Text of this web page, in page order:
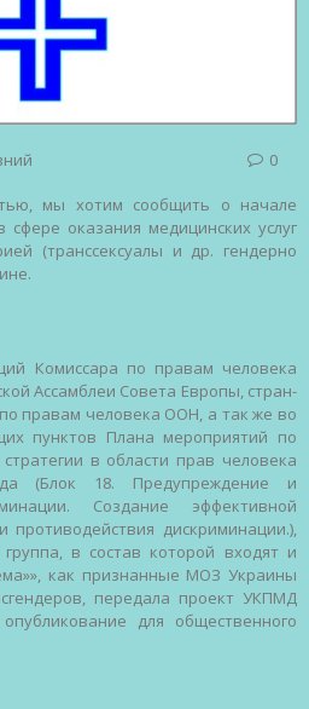
0
, мы хотим сообщить о начале
сфере оказания медицинских услуг
(транссексуалы и др. гендерно
.
Комиссара по правам человека
Ассамблеи Совета Европы, стран-
по правам человека ООН, а также во
пунктов Плана мероприятий по
стратегии в области прав человека
(Блок 18. Предупреждение и
. Создание
эффективной
и противодействия дискриминации.),
группа, в состав которой входят и
как признанные МОЗ Украины
, передала проект УКПМД
опубликование для общественного